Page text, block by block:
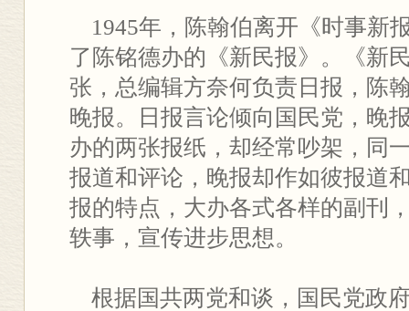
1945年，陈翰伯离开《时事新
了陈铭德办的《新民报》。《新
张，总编辑方奈何负责日报，陈
晚报。日报言论倾向国民党，晚
办的两张报纸，却经常吵架，同
报道和评论，晚报却作如彼报道
报的特点，大办各式各样的副刊
轶事，宣传进步思想。
根据国共两党和谈，国民党政